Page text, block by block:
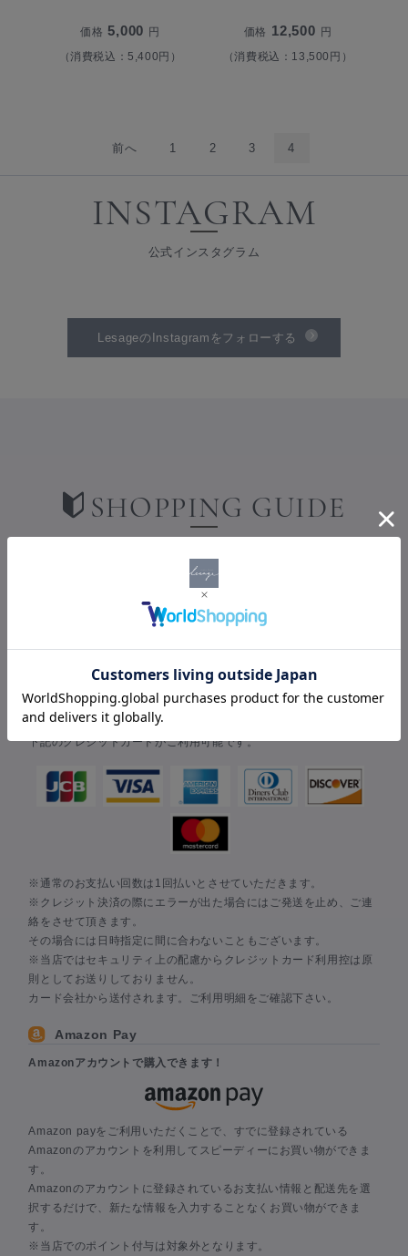
価格 5,000 円
（消費税込：5,400円）
価格 12,500 円
（消費税込：13,500円）
前へ 1 2 3 4
INSTAGRAM
公式インスタグラム
LesageのInstagramをフォローする
SHOPPING GUIDE
お支払い方法について
金引換からお選びいただけます。
クレジットカード
下記のクレジットカードがご利用可能です。
※通常のお支払い回数は1回払いとさせていただきます。
※クレジット決済の際にエラーが出た場合にはご発送を止め、ご連
絡をさせて頂きます。
その場合には日時指定に間に合わないこともございます。
※当店ではセキュリティ上の配慮からクレジットカード利用控は原
則としてお送りしておりません。
カード会社から送付されます。ご利用明細をご確認下さい。
Amazon Pay
Amazonアカウントで購入できます！
Amazon payをご利用いただくことで、すでに登録されている
Amazonのアカウントを利用してスピーディーにお買い物ができま
す。
Amazonのアカウントに登録されているお支払い情報と配送先を選
択するだけで、新たな情報を入力することなくお買い物ができま
す。
※当店でのポイント付与は対象外となります。